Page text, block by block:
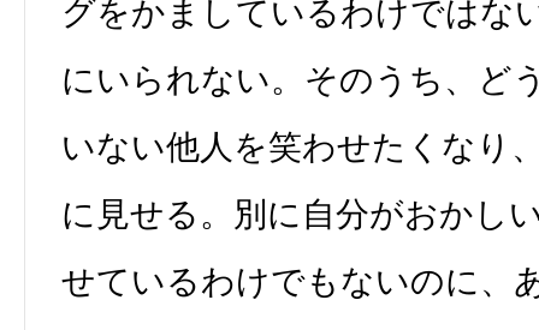
グをかましているわけではな
にいられない。そのうち、ど
いない他人を笑わせたくなり
に見せる。別に自分がおかし
せているわけでもないのに、